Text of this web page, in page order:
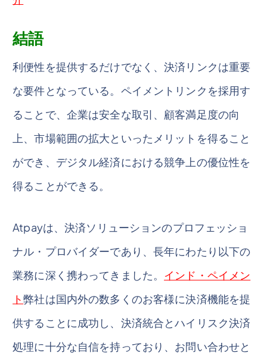
結語
利便性を提供するだけでなく、決済リンクは重要
な要件となっている。ペイメントリンクを採用す
ることで、企業は安全な取引、顧客満足度の向
上、市場範囲の拡大といったメリットを得ること
ができ、デジタル経済における競争上の優位性を
得ることができる。
Atpayは、決済ソリューションのプロフェッショ
ナル・プロバイダーであり、長年にわたり以下の
業務に深く携わってきました。 インド・ペイメン
ト弊社は国内外の数多くのお客様に決済機能を提
供することに成功し、決済統合とハイリスク決済
処理に十分な自信を持っており、お問い合わせと